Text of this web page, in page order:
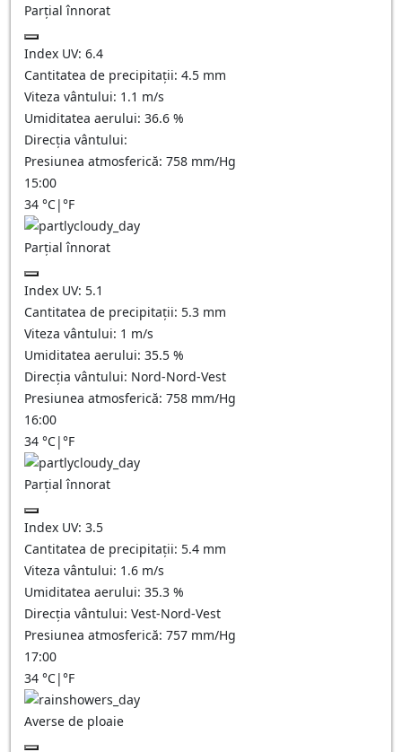
Parțial înnorat
Index UV: 6.4
Cantitatea de precipitații: 4.5 mm
Viteza vântului: 1.1 m/s
Umiditatea aerului: 36.6 %
Direcția vântului:
Presiunea atmosferică: 758 mm/Hg
15:00
34 °C|°F
Parțial înnorat
Index UV: 5.1
Cantitatea de precipitații: 5.3 mm
Viteza vântului: 1 m/s
Umiditatea aerului: 35.5 %
Direcția vântului: Nord-Nord-Vest
Presiunea atmosferică: 758 mm/Hg
16:00
34 °C|°F
Parțial înnorat
Index UV: 3.5
Cantitatea de precipitații: 5.4 mm
Viteza vântului: 1.6 m/s
Umiditatea aerului: 35.3 %
Direcția vântului: Vest-Nord-Vest
Presiunea atmosferică: 757 mm/Hg
17:00
34 °C|°F
Averse de ploaie